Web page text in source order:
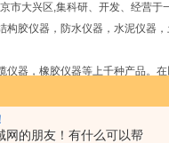
网的朋友！有什么可以帮
大兴区,集科研、开发、经营于
胶仪器，防水仪器，水泥仪器
器，橡胶仪器等上千种产品。
品不断*，不断更新。 公司产
，仪器设备成套供应安装调试
价格更优惠。